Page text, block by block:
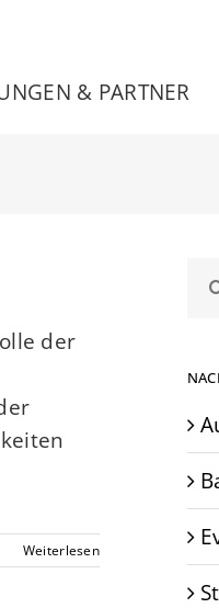
& PARTNER
der
Weiterlesen